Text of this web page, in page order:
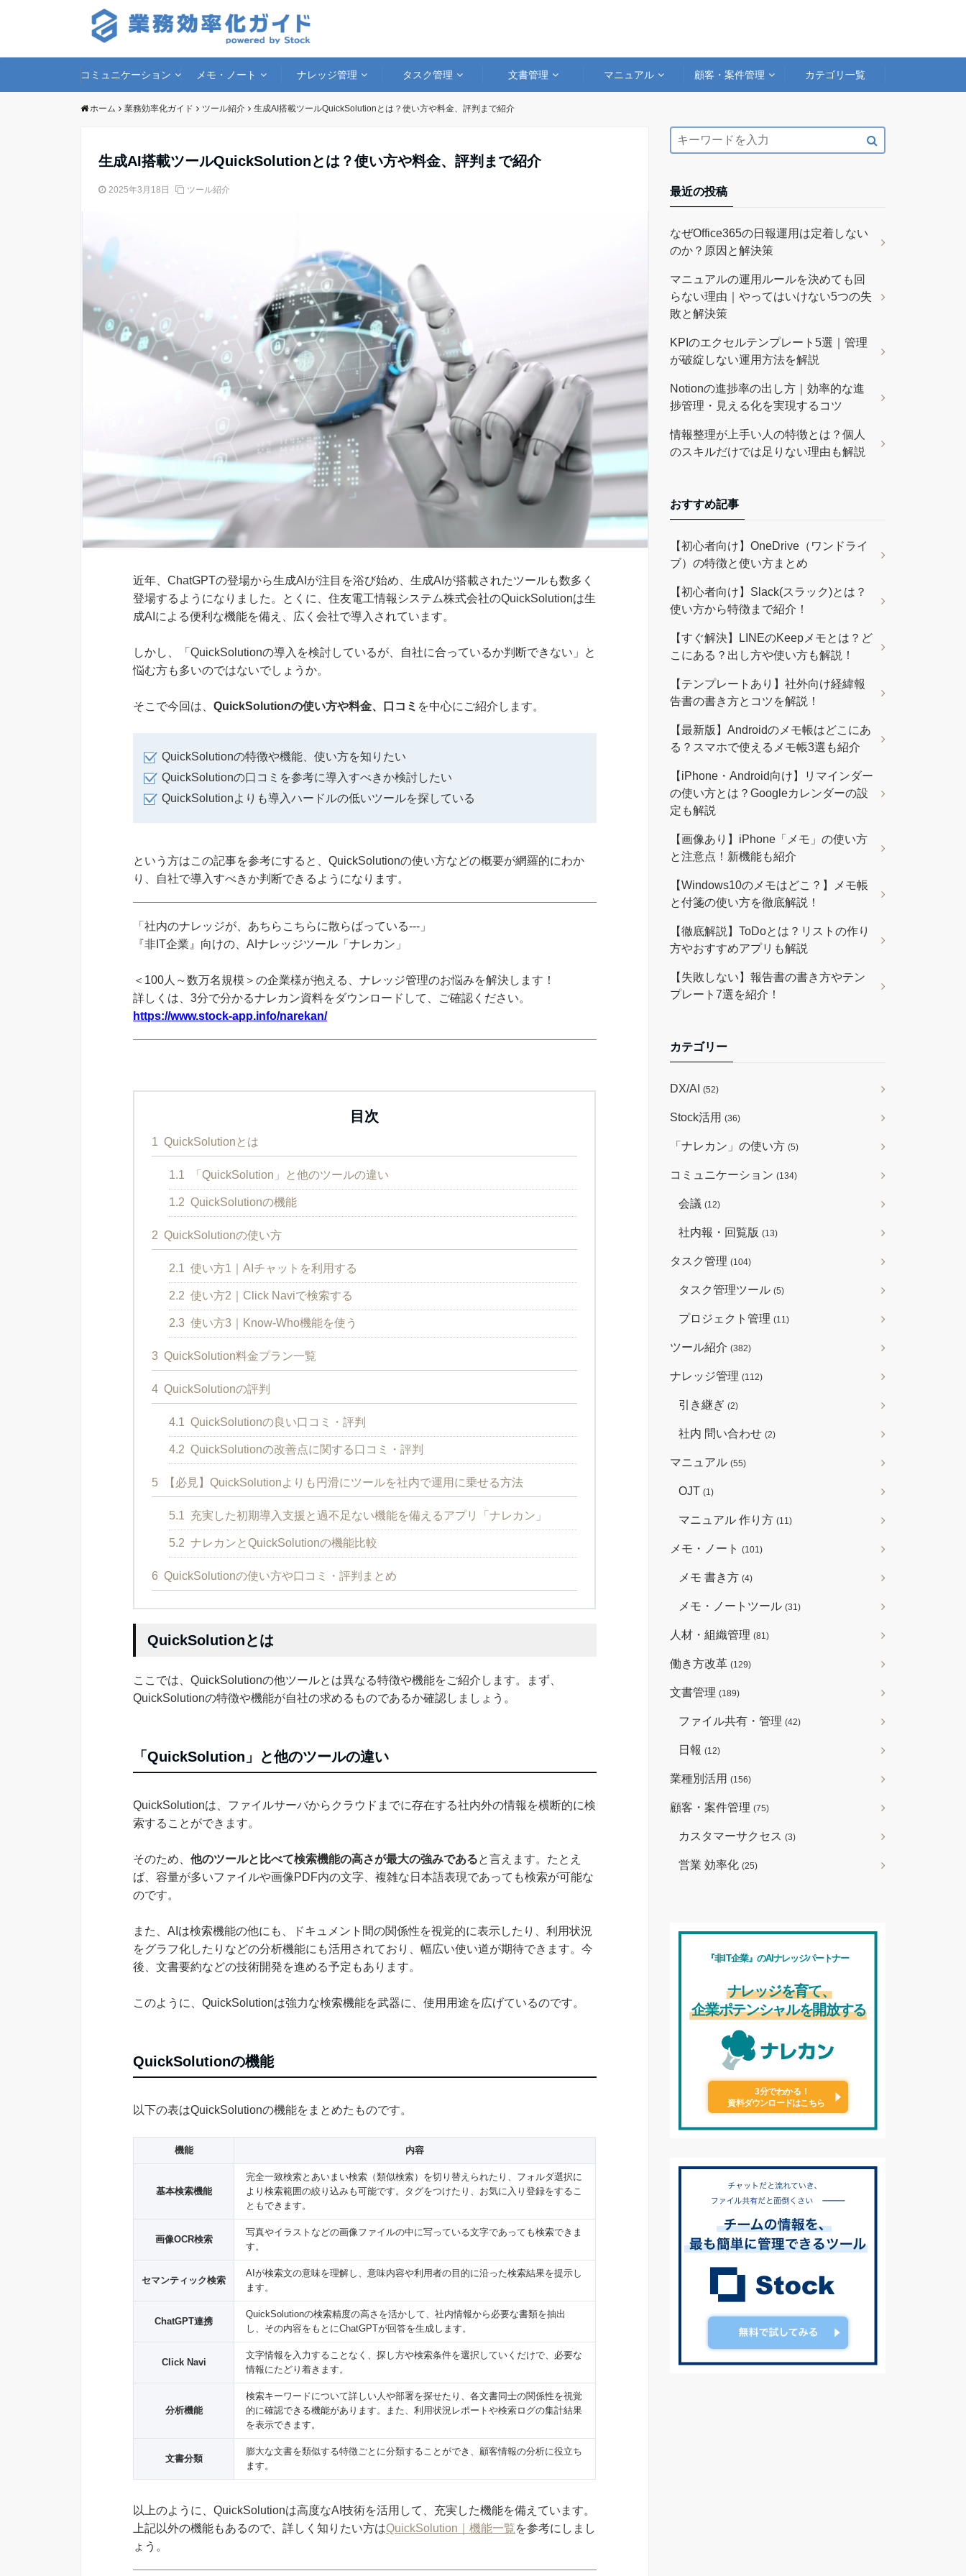
コミュニケーション メモ・ノート ナレッジ管理 タスク管理 文書管理 マニュアル 顧客・案件管理 カテゴリ一覧
ホーム 業務効率化ガイド ツール紹介 生成AI搭載ツールQuickSolutionとは？使い方や料金、評判まで紹介
生成AI搭載ツールQuickSolutionとは？使い方や料金、評判まで紹介
2025年3月18日 ツール紹介
近年、ChatGPTの登場から生成AIが注目を浴び始め、生成AIが搭載されたツールも数多く
登場するようになりました。とくに、住友電工情報システム株式会社のQuickSolutionは生
成AIによる便利な機能を備え、広く会社で導入されています。
しかし、「QuickSolutionの導入を検討しているが、自社に合っているか判断できない」と
悩む方も多いのではないでしょうか。
そこで今回は、 QuickSolutionの使い方や料金、口コミ を中心にご紹介します。
QuickSolutionの特徴や機能、使い方を知りたい
QuickSolutionの口コミを参考に導入すべきか検討したい
QuickSolutionよりも導入ハードルの低いツールを探している
という方はこの記事を参考にすると、QuickSolutionの使い方などの概要が網羅的にわか
り、自社で導入すべきか判断できるようになります。
「社内のナレッジが、あちらこちらに散らばっている---」
『非IT企業』向けの、AIナレッジツール「ナレカン」
＜100人～数万名規模＞の企業様が抱える、ナレッジ管理のお悩みを解決します！
詳しくは、3分で分かるナレカン資料をダウンロードして、ご確認ください。
https://www.stock-app.info/narekan/
目次
1 QuickSolutionとは
1.1 「QuickSolution」と他のツールの違い
1.2 QuickSolutionの機能
2 QuickSolutionの使い方
2.1 使い方1｜AIチャットを利用する
2.2 使い方2｜Click Naviで検索する
2.3 使い方3｜Know-Who機能を使う
3 QuickSolution料金プラン一覧
4 QuickSolutionの評判
4.1 QuickSolutionの良い口コミ・評判
4.2 QuickSolutionの改善点に関する口コミ・評判
5 【必見】QuickSolutionよりも円滑にツールを社内で運用に乗せる方法
5.1 充実した初期導入支援と過不足ない機能を備えるアプリ「ナレカン」
5.2 ナレカンとQuickSolutionの機能比較
6 QuickSolutionの使い方や口コミ・評判まとめ
QuickSolutionとは
ここでは、QuickSolutionの他ツールとは異なる特徴や機能をご紹介します。まず、
QuickSolutionの特徴や機能が自社の求めるものであるか確認しましょう。
「QuickSolution」と他のツールの違い
QuickSolutionは、ファイルサーバからクラウドまでに存在する社内外の情報を横断的に検
索することができます。
そのため、 他のツールと比べて検索機能の高さが最大の強みであると言えます。たとえ
ば、容量が多いファイルや画像PDF内の文字、複雑な日本語表現であっても検索が可能な
のです。
また、AIは検索機能の他にも、ドキュメント間の関係性を視覚的に表示したり、利用状況
をグラフ化したりなどの分析機能にも活用されており、幅広い使い道が期待できます。今
後、文書要約などの技術開発を進める予定もあります。
このように、QuickSolutionは強力な検索機能を武器に、使用用途を広げているのです。
QuickSolutionの機能
以下の表はQuickSolutionの機能をまとめたものです。
機能 内容
基本検索機能
完全一致検索とあいまい検索（類似検索）を切り替えられたり、フォルダ選択に
より検索範囲の絞り込みも可能です。タグをつけたり、お気に入り登録をするこ
ともできます。
画像OCR検索
写真やイラストなどの画像ファイルの中に写っている文字であっても検索できま
す。
セマンティック検索
AIが検索文の意味を理解し、意味内容や利用者の目的に沿った検索結果を提示し
ます。
ChatGPT連携
QuickSolutionの検索精度の高さを活かして、社内情報から必要な書類を抽出
し、その内容をもとにChatGPTが回答を生成します。
Click Navi
文字情報を入力することなく、探し方や検索条件を選択していくだけで、必要な
情報にたどり着きます。
分析機能
検索キーワードについて詳しい人や部署を探せたり、各文書同士の関係性を視覚
的に確認できる機能があります。また、利用状況レポートや検索ログの集計結果
を表示できます。
文書分類
膨大な文書を類似する特徴ごとに分類することができ、顧客情報の分析に役立ち
ます。
以上のように、QuickSolutionは高度なAI技術を活用して、充実した機能を備えています。
上記以外の機能もあるので、詳しく知りたい方はQuickSolution｜機能一覧を参考にしまし
ょう。
最近の投稿
なぜOffice365の日報運用は定着しない
のか？原因と解決策
マニュアルの運用ルールを決めても回
らない理由｜やってはいけない5つの失
敗と解決策
KPIのエクセルテンプレート5選｜管理
が破綻しない運用方法を解説
Notionの進捗率の出し方｜効率的な進
捗管理・見える化を実現するコツ
情報整理が上手い人の特徴とは？個人
のスキルだけでは足りない理由も解説
おすすめ記事
【初心者向け】OneDrive（ワンドライ
ブ）の特徴と使い方まとめ
【初心者向け】Slack(スラック)とは？
使い方から特徴まで紹介！
【すぐ解決】LINEのKeepメモとは？ど
こにある？出し方や使い方も解説！
【テンプレートあり】社外向け経緯報
告書の書き方とコツを解説！
【最新版】Androidのメモ帳はどこにあ
る？スマホで使えるメモ帳3選も紹介
【iPhone・Android向け】リマインダー
の使い方とは？Googleカレンダーの設
定も解説
【画像あり】iPhone「メモ」の使い方
と注意点！新機能も紹介
【Windows10のメモはどこ？】メモ帳
と付箋の使い方を徹底解説！
【徹底解説】ToDoとは？リストの作り
方やおすすめアプリも解説
【失敗しない】報告書の書き方やテン
プレート7選を紹介！
カテゴリー
DX/AI (52)
Stock活用 (36)
「ナレカン」の使い方 (5)
コミュニケーション (134)
会議 (12)
社内報・回覧版 (13)
タスク管理 (104)
タスク管理ツール (5)
プロジェクト管理 (11)
ツール紹介 (382)
ナレッジ管理 (112)
引き継ぎ (2)
社内 問い合わせ (2)
マニュアル (55)
OJT (1)
マニュアル 作り方 (11)
メモ・ノート (101)
メモ 書き方 (4)
メモ・ノートツール (31)
人材・組織管理 (81)
働き方改革 (129)
文書管理 (189)
ファイル共有・管理 (42)
日報 (12)
業種別活用 (156)
顧客・案件管理 (75)
カスタマーサクセス (3)
営業 効率化 (25)